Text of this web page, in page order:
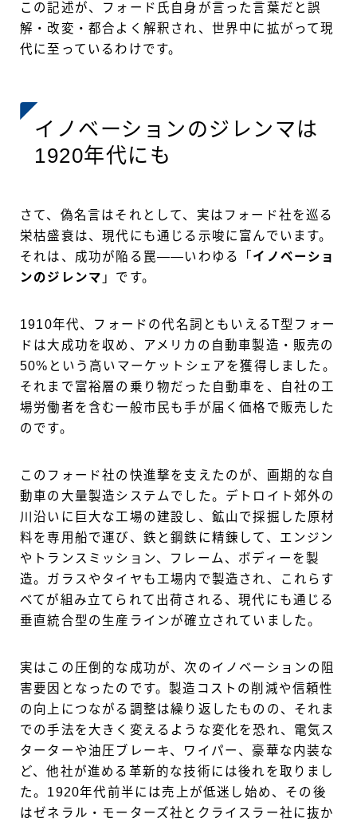
この記述が、フォード氏自身が言った言葉だと誤
解・改変・都合よく解釈され、世界中に拡がって現
代に至っているわけです。
イノベーションのジレンマは
1920年代にも
さて、偽名言はそれとして、実はフォード社を巡る
栄枯盛衰は、現代にも通じる示唆に富んでいます。
それは、成功が陥る罠——いわゆる「 イノベーショ
ンのジレンマ 」です。
1910年代、フォードの代名詞ともいえるT型フォー
ドは大成功を収め、アメリカの自動車製造・販売の
50%という高いマーケットシェアを獲得しました。
それまで富裕層の乗り物だった自動車を、自社の工
場労働者を含む一般市民も手が届く価格で販売した
のです。
このフォード社の快進撃を支えたのが、画期的な自
動車の大量製造システムでした。デトロイト郊外の
川沿いに巨大な工場の建設し、鉱山で採掘した原材
料を専用船で運び、鉄と鋼鉄に精錬して、エンジン
やトランスミッション、フレーム、ボディーを製
造。ガラスやタイヤも工場内で製造され、これらす
べてが組み立てられて出荷される、現代にも通じる
垂直統合型の生産ラインが確立されていました。
実はこの圧倒的な成功が、次のイノベーションの阻
害要因となったのです。製造コストの削減や信頼性
の向上につながる調整は繰り返したものの、それま
での手法を大きく変えるような変化を恐れ、電気ス
ターターや油圧ブレーキ、ワイパー、豪華な内装な
ど、他社が進める革新的な技術には後れを取りまし
た。1920年代前半には売上が低迷し始め、その後
はゼネラル・モーターズ社とクライスラー社に抜か